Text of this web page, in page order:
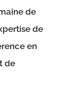
de
de
en
de